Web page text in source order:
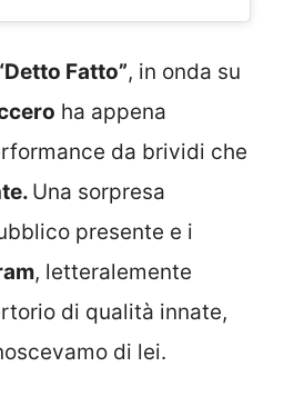
Fatto”, in onda su
ha appena
da brividi che
Una sorpresa
presente e i
, letteralemente
di qualità innate,
di lei.